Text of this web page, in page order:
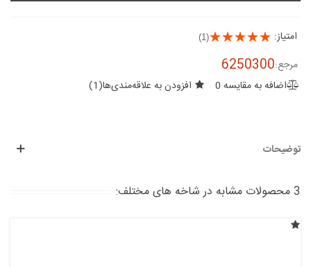
امتیاز: (1)
مرجع:6250300
اضافه به مقایسه 0 افزودن به علاقه‌مندی‌ها(
1
)
توضیحات
3 محصولات مشابه در شاخه های مختلف: